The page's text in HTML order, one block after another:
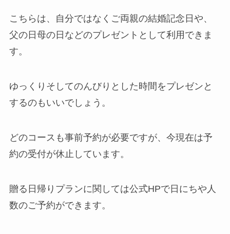
こちらは、自分ではなくご両親の結婚記念日や、
父の日母の日などのプレゼントとして利用できま
す。
ゆっくりそしてのんびりとした時間をプレゼンと
するのもいいでしょう。
どのコースも事前予約が必要ですが、今現在は予
約の受付が休止しています。
贈る日帰りプランに関しては公式HPで日にちや人
数のご予約ができます。